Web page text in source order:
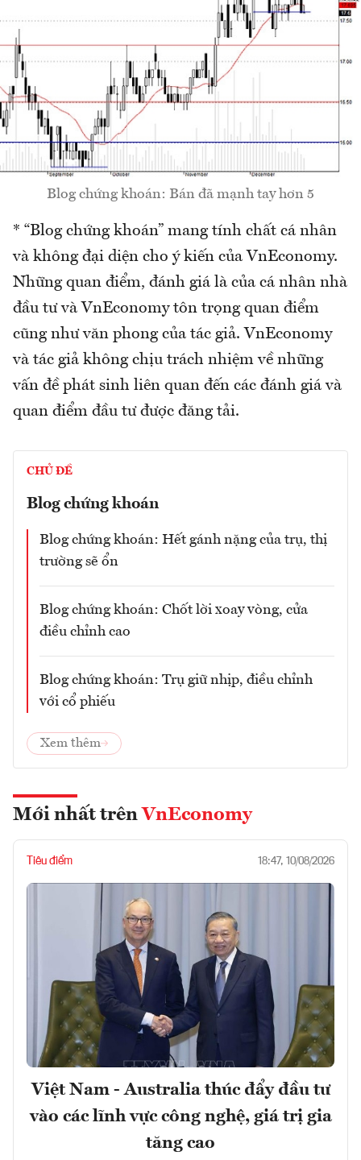
Blog chứng khoán: Bán đã mạnh tay hơn 5
* “Blog chứng khoán” mang tính chất cá nhân
và không đại diện cho ý kiến của VnEconomy.
Những quan điểm, đánh giá là của cá nhân nhà
đầu tư và VnEconomy tôn trọng quan điểm
cũng như văn phong của tác giả. VnEconomy
và tác giả không chịu trách nhiệm về những
vấn đề phát sinh liên quan đến các đánh giá và
quan điểm đầu tư được đăng tải.
CHỦ ĐỀ
Blog chứng khoán
Blog chứng khoán: Hết gánh nặng của trụ, thị
trường sẽ ổn
Blog chứng khoán: Chốt lời xoay vòng, cửa
điều chỉnh cao
Blog chứng khoán: Trụ giữ nhịp, điều chỉnh
với cổ phiếu
Xem thêm
Mới nhất trên VnEconomy
Tiêu điểm 18:47, 10/08/2026
Việt Nam - Australia thúc đẩy đầu tư
vào các lĩnh vực công nghệ, giá trị gia
tăng cao